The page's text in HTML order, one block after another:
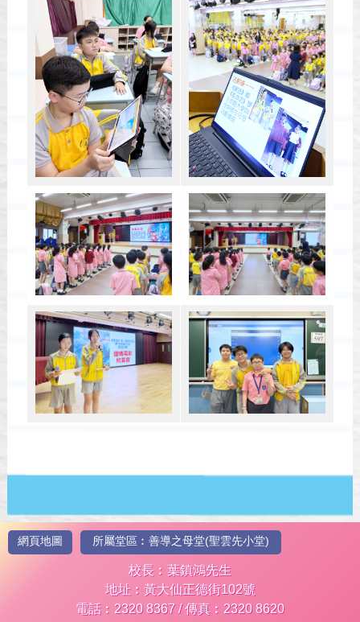
網頁地圖 所屬堂區︰善導之母堂(聖雲先小堂)
校長︰葉鎮鴻先生
地址︰黃大仙正德街102號
電話︰2320 8367 / 傳真︰2320 8620